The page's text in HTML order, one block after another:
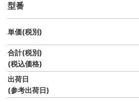
型番
単価(税別)
合計(税別)
(税込価格)
出荷日
(参考出荷日)